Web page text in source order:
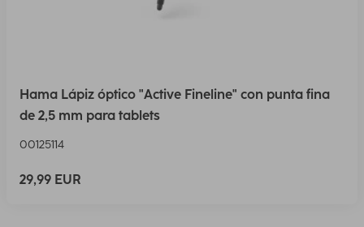
Hama Lápiz óptico "Active Fineline" con punta fina
de 2,5 mm para tablets
00125114
29,99 EUR